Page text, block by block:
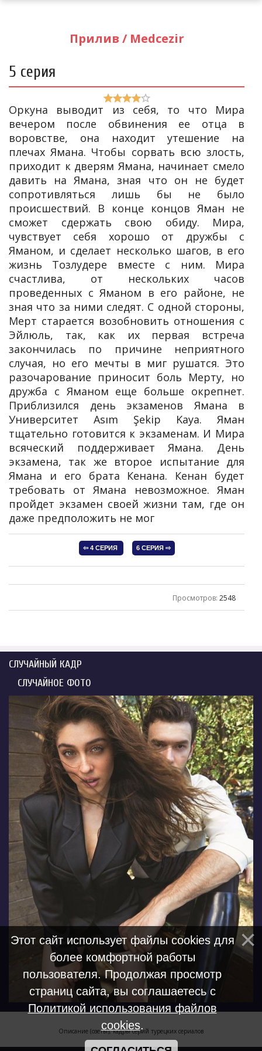
Прилив / Medcezir
5 серия
Оркуна выводит из себя, то что Мира
вечером после обвинения ее отца в
воровстве, она находит утешение на
плечах Ямана. Чтобы сорвать всю злость,
приходит к дверям Ямана, начинает смело
давить на Ямана, зная что он не будет
сопротивляться лишь бы не было
происшествий. В конце концов Яман не
сможет сдержать свою обиду. Мира,
чувствует себя хорошо от дружбы с
Яманом, и сделает несколько шагов, в его
жизнь Тозлудере вместе с ним. Мира
счастлива, от нескольких часов
проведенных с Яманом в его районе, не
зная что за ними следят. С одной стороны,
Мерт старается возобновить отношения с
Эйлюль, так, как их первая встреча
закончилась по причине неприятного
случая, но его мечты в миг рушатся. Это
разочарование приносит боль Мерту, но
дружба с Яманом еще больше окрепнет.
Приблизился день экзаменов Ямана в
Университет Asım Şekip Kaya. Яман
тщательно готовится к экзаменам. И Мира
всяческий поддерживает Ямана. День
экзамена, так же второе испытание для
Ямана и его брата Кенана. Кенан будет
требовать от Ямана невозможное. Яман
пройдет экзамен своей жизни там, где он
даже предположить не мог
Просмотров: 2548
СЛУЧАЙНЫЙ КАДР
СЛУЧАЙНОЕ ФОТО
Описание (озеты), кадры серий турецких сериалов
Этот сайт использует файлы cookies для
более комфортной работы
пользователя. Продолжая просмотр
страниц сайта, вы соглашаетесь с
Политикой использования файлов
cookies.